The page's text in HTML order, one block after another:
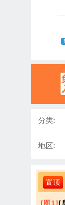
分类:
地区:
置顶
[图1][